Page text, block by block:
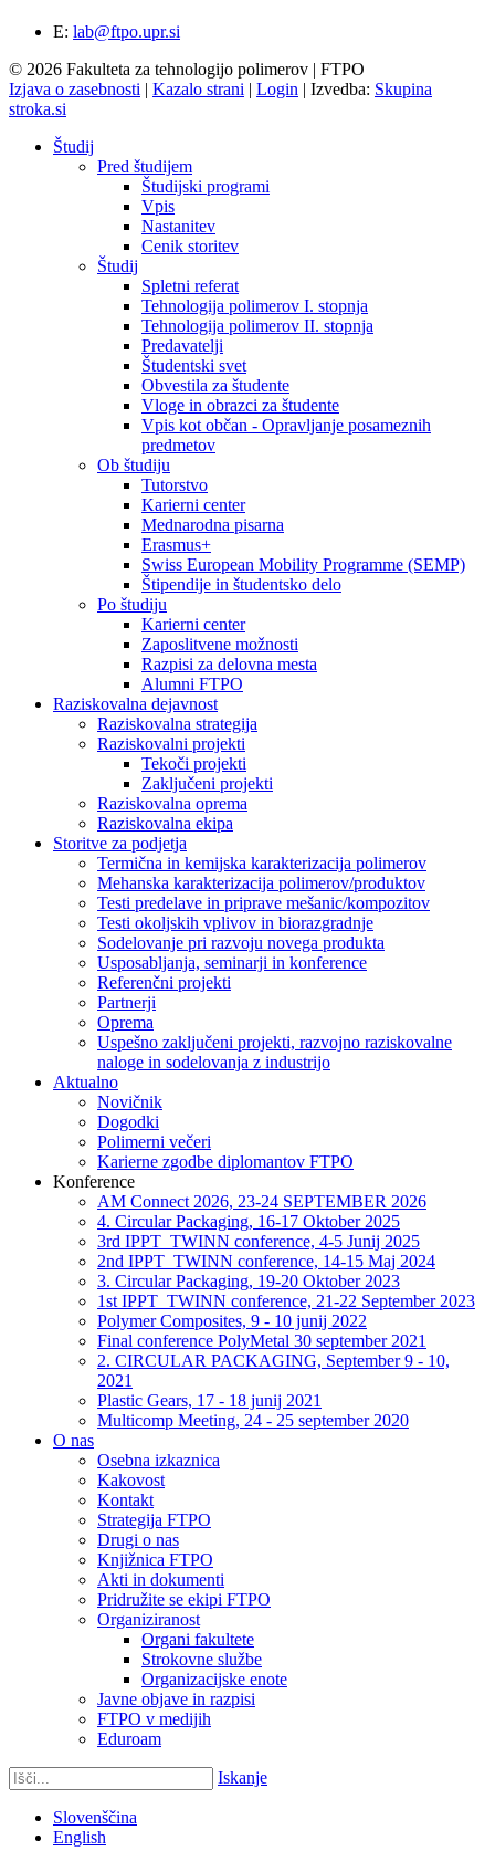
E: lab@ftpo.upr.si
© 2026 Fakulteta za tehnologijo polimerov | FTPO
Izjava o zasebnosti | Kazalo strani | Login | Izvedba: Skupina
stroka.si
Študij
Pred študijem
Študijski programi
Vpis
Nastanitev
Cenik storitev
Študij
Spletni referat
Tehnologija polimerov I. stopnja
Tehnologija polimerov II. stopnja
Predavatelji
Študentski svet
Obvestila za študente
Vloge in obrazci za študente
Vpis kot občan - Opravljanje posameznih
predmetov
Ob študiju
Tutorstvo
Karierni center
Mednarodna pisarna
Erasmus+
Swiss European Mobility Programme (SEMP)
Štipendije in študentsko delo
Po študiju
Karierni center
Zaposlitvene možnosti
Razpisi za delovna mesta
Alumni FTPO
Raziskovalna dejavnost
Raziskovalna strategija
Raziskovalni projekti
Tekoči projekti
Zaključeni projekti
Raziskovalna oprema
Raziskovalna ekipa
Storitve za podjetja
Termična in kemijska karakterizacija polimerov
Mehanska karakterizacija polimerov/produktov
Testi predelave in priprave mešanic/kompozitov
Testi okoljskih vplivov in biorazgradnje
Sodelovanje pri razvoju novega produkta
Usposabljanja, seminarji in konference
Referenčni projekti
Partnerji
Oprema
Uspešno zaključeni projekti, razvojno raziskovalne
naloge in sodelovanja z industrijo
Aktualno
Novičnik
Dogodki
Polimerni večeri
Karierne zgodbe diplomantov FTPO
Konference
AM Connect 2026, 23-24 SEPTEMBER 2026
4. Circular Packaging, 16-17 Oktober 2025
3rd IPPT_TWINN conference, 4-5 Junij 2025
2nd IPPT_TWINN conference, 14-15 Maj 2024
3. Circular Packaging, 19-20 Oktober 2023
1st IPPT_TWINN conference, 21-22 September 2023
Polymer Composites, 9 - 10 junij 2022
Final conference PolyMetal 30 september 2021
2. CIRCULAR PACKAGING, September 9 - 10,
2021
Plastic Gears, 17 - 18 junij 2021
Multicomp Meeting, 24 - 25 september 2020
O nas
Osebna izkaznica
Kakovost
Kontakt
Strategija FTPO
Drugi o nas
Knjižnica FTPO
Akti in dokumenti
Pridružite se ekipi FTPO
Organiziranost
Organi fakultete
Strokovne službe
Organizacijske enote
Javne objave in razpisi
FTPO v medijih
Eduroam
Iskanje
Slovenščina
English